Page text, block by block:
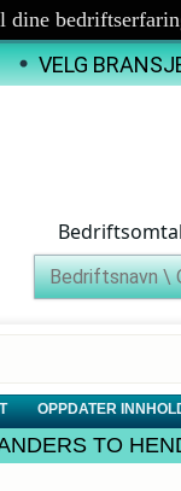
dine
VELG
OPPDATER
TO